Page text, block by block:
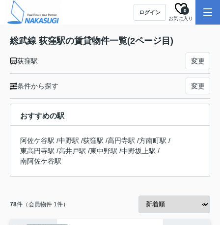
ログイン
お気に入り
0
総武線 荻窪駅の賃貸物件一覧(2ページ目)
荻窪駅 変更
条件から探す 変更
おすすめの駅
阿佐ケ谷駅 /中野駅 /荻窪駅 /高円寺駅 /方南町駅 /
東高円寺駅 /高井戸駅 /東中野駅 /中野坂上駅 /
南阿佐ケ谷駅
78件（会員物件 1件）